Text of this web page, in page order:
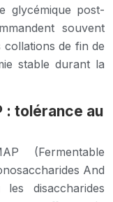
glycémique post-
souvent
collations de fin de
stable durant la
: tolérance au
(Fermentable
And
disaccharides